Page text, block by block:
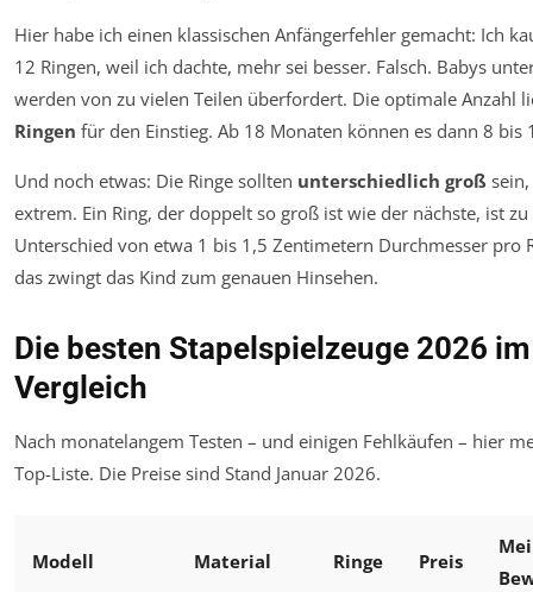
Hier habe ich einen klassischen Anfängerfehler gemacht: Ich
12 Ringen, weil ich dachte, mehr sei besser. Falsch. Babys
werden von zu vielen Teilen überfordert. Die optimale Anzahl
Ringen für den Einstieg. Ab 18 Monaten können es dann 8 bis
Und noch etwas: Die Ringe sollten unterschiedlich groß
extrem. Ein Ring, der doppelt so groß ist wie der nächste, ist zu
Unterschied von etwa 1 bis 1,5 Zentimetern Durchmesser pro
das zwingt das Kind zum genauen Hinsehen.
Die besten Stapelspielzeuge 2026 im
Vergleich
Nach monatelangem Testen – und einigen Fehlkäufen – hier
Top-Liste. Die Preise sind Stand Januar 2026.
Modell Material Ringe Preis